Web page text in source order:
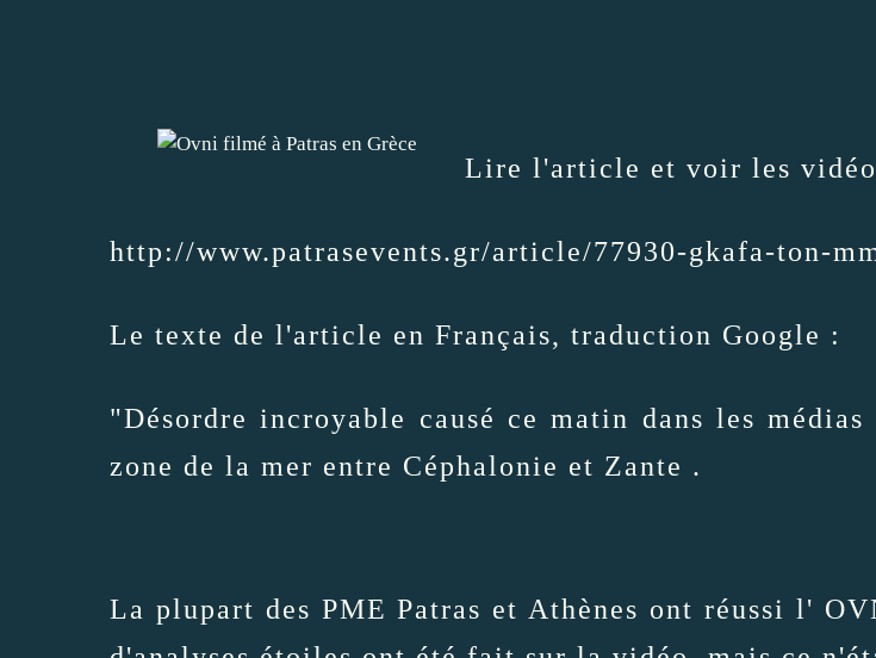
Lire l'article et voir les
http://www.patrasevents.gr/article/77930-gkafa-ton-
Le texte de l'article en Français, traduction Google :
"Désordre incroyable causé ce matin dans les
zone de la mer entre Céphalonie et Zante .
La plupart des PME Patras et Athènes ont réussi l'